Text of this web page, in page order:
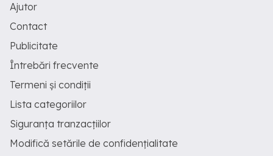
Ajutor
Contact
Publicitate
Întrebări frecvente
Termeni și condiții
Lista categoriilor
Siguranța tranzacțiilor
Modifică setările de confidențialitate